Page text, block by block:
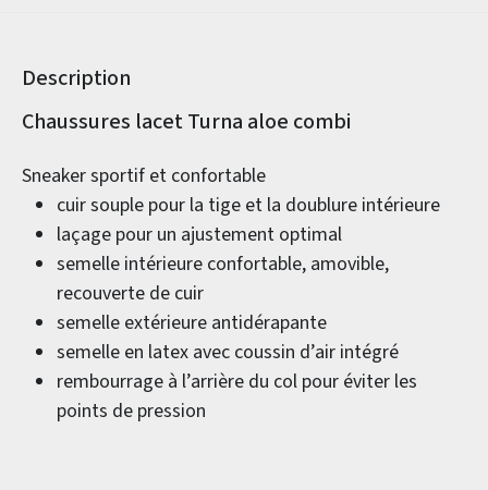
Description
Informations sur le produit
Chaussures lacet Turna aloe combi
Sneaker sportif et confortable
cuir souple pour la tige et la doublure intérieure
laçage pour un ajustement optimal
semelle intérieure confortable, amovible,
recouverte de cuir
semelle extérieure antidérapante
semelle en latex avec coussin d’air intégré
rembourrage à l’arrière du col pour éviter les
points de pression